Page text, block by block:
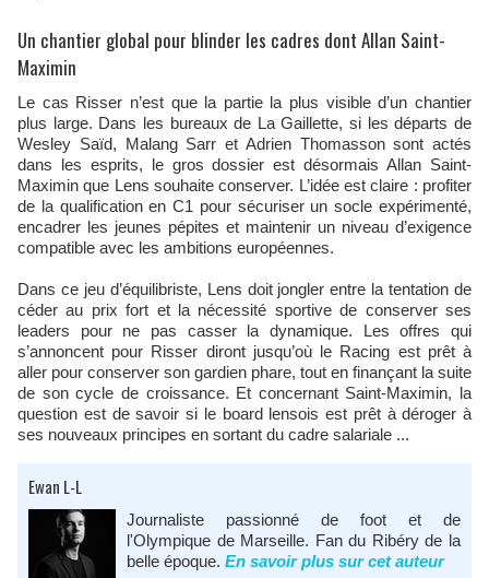
Un chantier global pour blinder les cadres dont Allan Saint-
Maximin
Le cas Risser n’est que la partie la plus visible d’un chantier
plus large. Dans les bureaux de La Gaillette, si les départs de
Wesley Saïd, Malang Sarr et Adrien Thomasson sont actés
dans les esprits, le gros dossier est désormais Allan Saint-
Maximin que Lens souhaite conserver. L’idée est claire : profiter
de la qualification en C1 pour sécuriser un socle expérimenté,
encadrer les jeunes pépites et maintenir un niveau d’exigence
compatible avec les ambitions européennes.
Dans ce jeu d’équilibriste, Lens doit jongler entre la tentation de
céder au prix fort et la nécessité sportive de conserver ses
leaders pour ne pas casser la dynamique. Les offres qui
s’annoncent pour Risser diront jusqu’où le Racing est prêt à
aller pour conserver son gardien phare, tout en finançant la suite
de son cycle de croissance. Et concernant Saint-Maximin, la
question est de savoir si le board lensois est prêt à déroger à
ses nouveaux principes en sortant du cadre salariale ...
Ewan L-L
Journaliste passionné de foot et de
l'Olympique de Marseille. Fan du Ribéry de la
belle époque. En savoir plus sur cet auteur